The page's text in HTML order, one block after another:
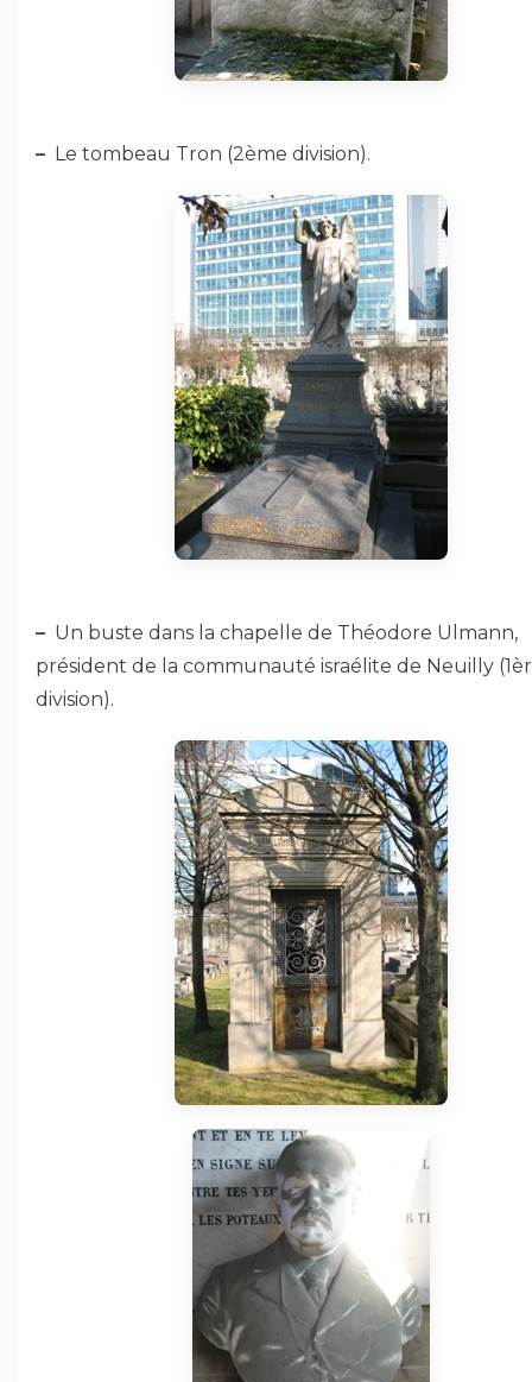
– Le tombeau Tron (2ème division).
– Un buste dans la chapelle de Théodore Ulmann,
président de la communauté israélite de Neuilly
division).